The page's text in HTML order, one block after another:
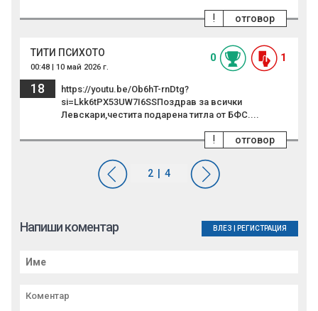
отговор
!
ТИТИ ПСИХОТО
00:48 | 10 май 2026 г.
0 1
18
https://youtu.be/Ob6hT-rnDtg?
si=Lkk6tPX53UW7I6SSПоздрав за всички
Левскари,честита подарена титла от БФС....
отговор
!
Напиши коментар ВЛЕЗ РЕГИСТРАЦИЯ